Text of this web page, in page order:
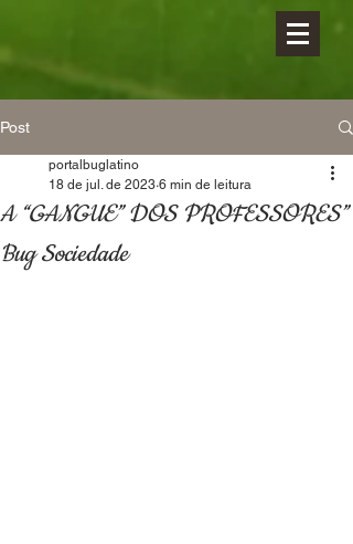
Post
A “GANGUE” DOS PROFESSORES”
Bug Sociedade
portalbuglatino
18 de jul. de 2023 6 min de leitura